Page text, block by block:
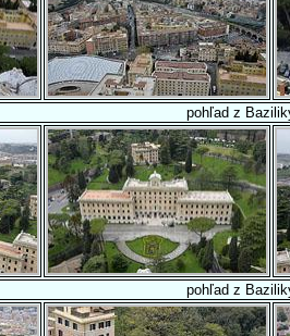
pohľad z
pohľad z